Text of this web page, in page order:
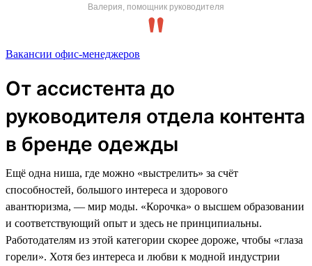
Валерия, помощник руководителя
Вакансии офис-менеджеров
От ассистента до
руководителя отдела контента
в бренде одежды
Ещё одна ниша, где можно «выстрелить» за счёт
способностей, большого интереса и здорового
авантюризма, — мир моды. «Корочка» о высшем образовании
и соответствующий опыт и здесь не принципиальны.
Работодателям из этой категории скорее дороже, чтобы «глаза
горели». Хотя без интереса и любви к модной индустрии